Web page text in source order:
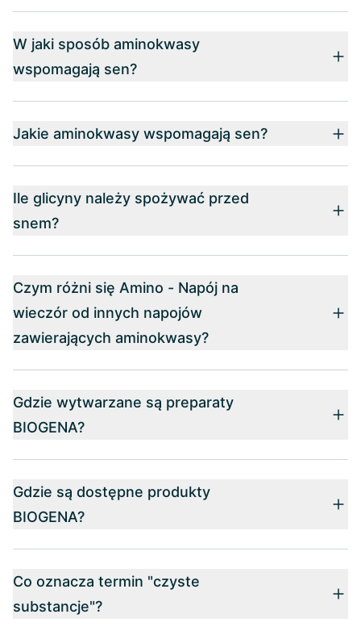
W jaki sposób aminokwasy
wspomagają sen?
Jakie aminokwasy wspomagają sen?
Ile glicyny należy spożywać przed
snem?
Czym różni się Amino - Napój na
wieczór od innych napojów
zawierających aminokwasy?
Gdzie wytwarzane są preparaty
BIOGENA?
Gdzie są dostępne produkty
BIOGENA?
Co oznacza termin "czyste
substancje"?